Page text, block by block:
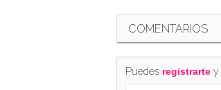
COMENTARIOS
Puedes registrartey